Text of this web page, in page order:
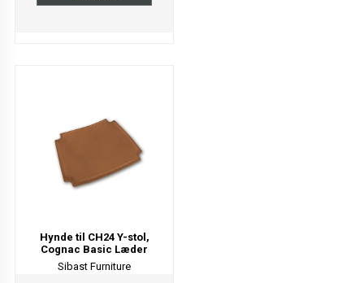
Hynde til CH24 Y-stol,
Cognac Basic Læder
Sibast Furniture